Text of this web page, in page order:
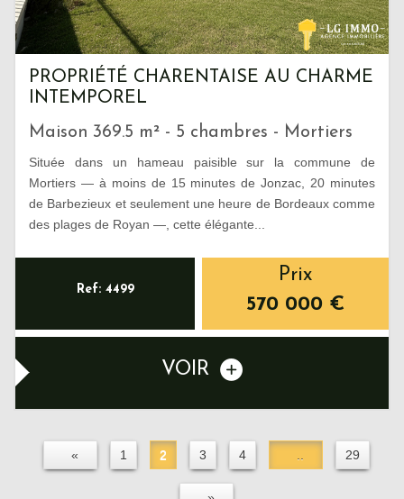
PROPRIÉTÉ CHARENTAISE AU CHARME
INTEMPOREL
Maison 369.5 m² - 5 chambres - Mortiers
Située dans un hameau paisible sur la commune de
Mortiers — à moins de 15 minutes de Jonzac, 20 minutes
de Barbezieux et seulement une heure de Bordeaux comme
des plages de Royan —, cette élégante...
Ref: 4499
Prix
570 000 €
VOIR
« 1 2 3 4 29